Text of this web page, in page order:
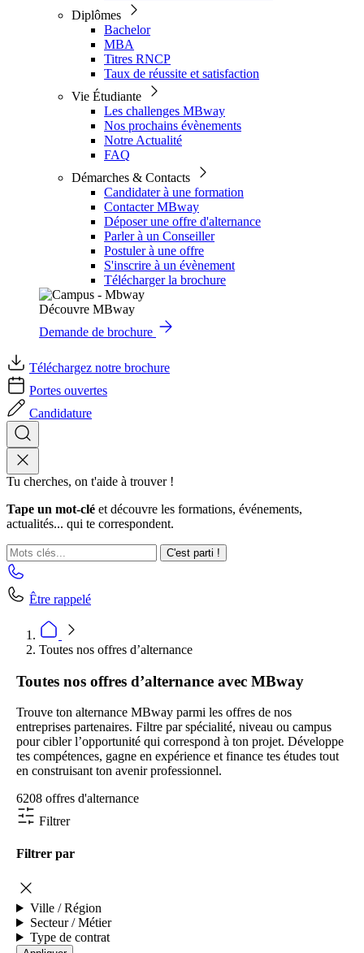
Diplômes
Bachelor
MBA
Titres RNCP
Taux de réussite et satisfaction
Vie Étudiante
Les challenges MBway
Nos prochains évènements
Notre Actualité
FAQ
Démarches & Contacts
Candidater à une formation
Contacter MBway
Déposer une offre d'alternance
Parler à un Conseiller
Postuler à une offre
S'inscrire à un évènement
Télécharger la brochure
Découvre MBway
Demande de brochure
Téléchargez notre brochure
Portes ouvertes
Candidature
Tu cherches, on t'aide à trouver !
Tape un mot-clé et découvre les formations, événements,
actualités... qui te correspondent.
C'est parti !
Être rappelé
Toutes nos offres d’alternance
Toutes nos offres d’alternance avec MBway
Trouve ton alternance MBway parmi les offres de nos
entreprises partenaires. Filtre par spécialité, niveau ou campus
pour cibler l’opportunité qui correspond à ton projet. Développe
tes compétences, gagne en expérience et finance tes études tout
en construisant ton avenir professionnel.
6208 offres d'alternance
Filtrer
Filtrer par
Ville / Région
Secteur / Métier
Type de contrat